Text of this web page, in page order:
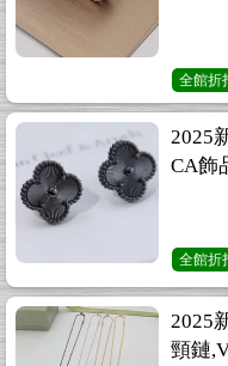
全館折
2025
CA飾
全館折
2025
頸鏈